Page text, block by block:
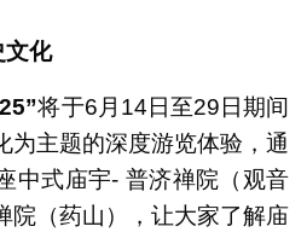
文化
”将于6月14日至29日期间
为主题的深度游览体验，通
中式庙宇- 普济禅院（观音
院（药山），让大家了解庙